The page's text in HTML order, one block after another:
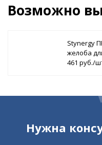
Возможно
Stynergy
желоба
461 руб./
Нужна